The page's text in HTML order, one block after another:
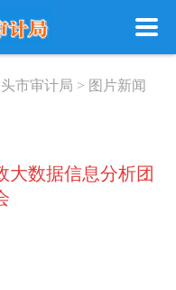
市审计局 > 图片新闻
大数据信息分析团